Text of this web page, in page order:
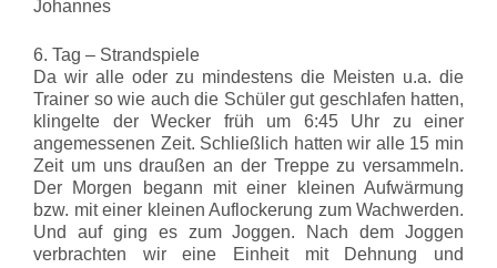
Johannes
6. Tag – Strandspiele
Da wir alle oder zu mindestens die Meisten u.a. die
Trainer so wie auch die Schüler gut geschlafen hatten,
klingelte der Wecker früh um 6:45 Uhr zu einer
angemessenen Zeit. Schließlich hatten wir alle 15 min
Zeit um uns draußen an der Treppe zu versammeln.
Der Morgen begann mit einer kleinen Aufwärmung
bzw. mit einer kleinen Auflockerung zum Wachwerden.
Und auf ging es zum Joggen. Nach dem Joggen
verbrachten wir eine Einheit mit Dehnung und